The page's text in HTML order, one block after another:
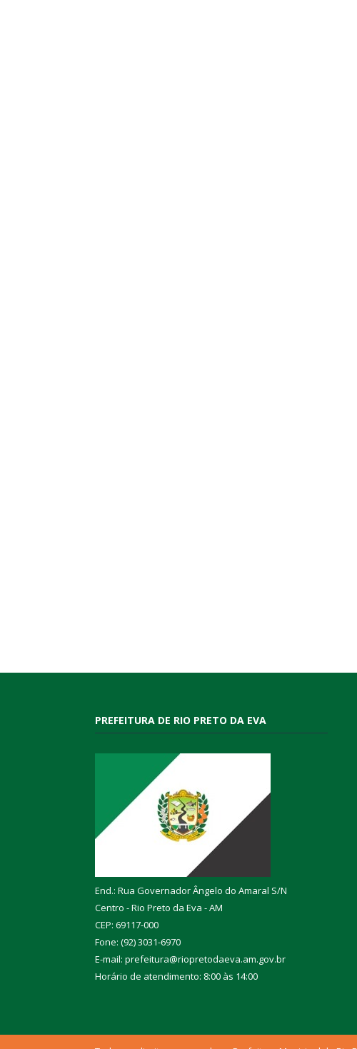
PREFEITURA DE RIO PRETO DA EVA
End.: Rua Governador Ângelo do Amaral S/N
Centro - Rio Preto da Eva - AM
CEP: 69117-000
Fone: (92) 3031-6970
E-mail: prefeitura@riopretodaeva.am.gov.br
Horário de atendimento: 8:00 às 14:00